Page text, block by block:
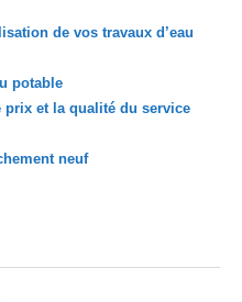
de vos travaux d’eau
potable
prix et la qualité du service
neuf